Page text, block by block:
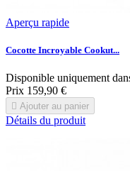
Aperçu rapide
Cocotte Incroyable Cookut...
Disponible uniquement
Prix 159,90 €
 Ajouter au panier
Détails du produit